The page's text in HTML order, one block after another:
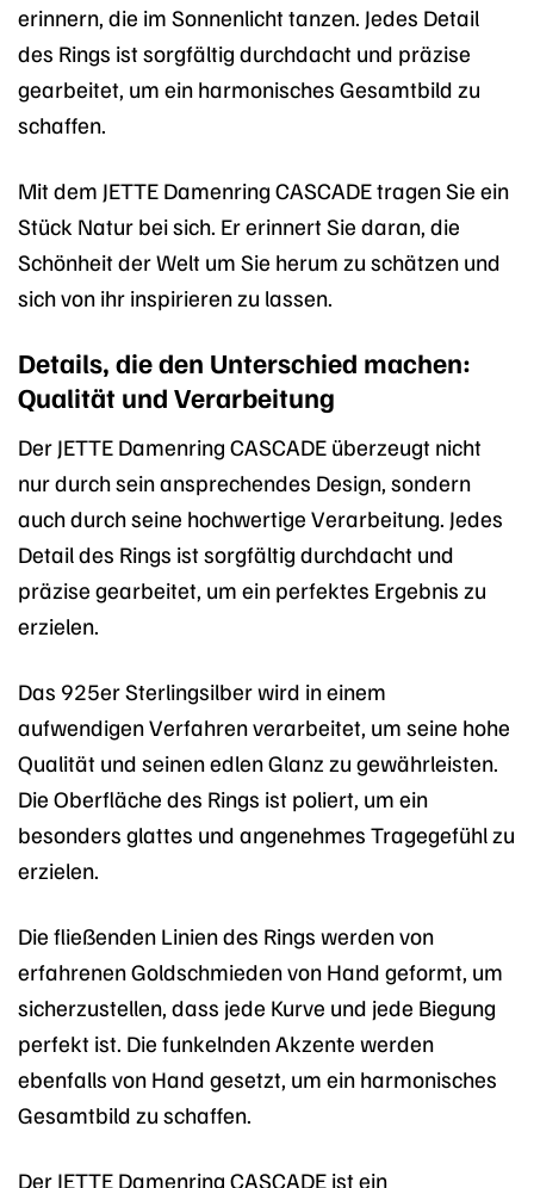
erinnern, die im Sonnenlicht tanzen. Jedes Detail
des Rings ist sorgfältig durchdacht und präzise
gearbeitet, um ein harmonisches Gesamtbild zu
schaffen.
Mit dem JETTE Damenring CASCADE tragen Sie ein
Stück Natur bei sich. Er erinnert Sie daran, die
Schönheit der Welt um Sie herum zu schätzen und
sich von ihr inspirieren zu lassen.
Details, die den Unterschied machen:
Qualität und Verarbeitung
Der JETTE Damenring CASCADE überzeugt nicht
nur durch sein ansprechendes Design, sondern
auch durch seine hochwertige Verarbeitung. Jedes
Detail des Rings ist sorgfältig durchdacht und
präzise gearbeitet, um ein perfektes Ergebnis zu
erzielen.
Das 925er Sterlingsilber wird in einem
aufwendigen Verfahren verarbeitet, um seine hohe
Qualität und seinen edlen Glanz zu gewährleisten.
Die Oberfläche des Rings ist poliert, um ein
besonders glattes und angenehmes Tragegefühl zu
erzielen.
Die fließenden Linien des Rings werden von
erfahrenen Goldschmieden von Hand geformt, um
sicherzustellen, dass jede Kurve und jede Biegung
perfekt ist. Die funkelnden Akzente werden
ebenfalls von Hand gesetzt, um ein harmonisches
Gesamtbild zu schaffen.
Der JETTE Damenring CASCADE ist ein